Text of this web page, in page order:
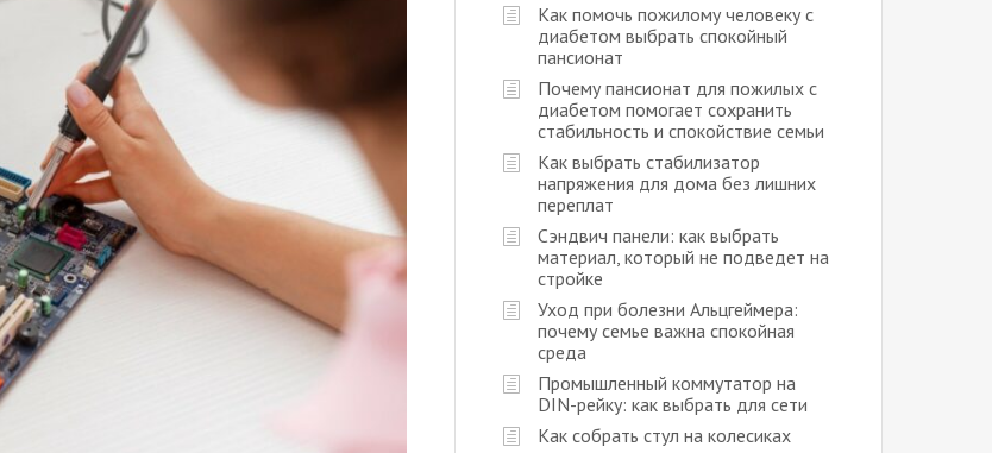
Как помочь пожилому человеку с
диабетом выбрать спокойный
пансионат
Почему пансионат для пожилых с
диабетом помогает сохранить
стабильность и спокойствие семьи
Как выбрать стабилизатор
напряжения для дома без лишних
переплат
Сэндвич панели: как выбрать
материал, который не подведет на
стройке
Уход при болезни Альцгеймера:
почему семье важна спокойная
среда
Промышленный коммутатор на
DIN-рейку: как выбрать для сети
Как собрать стул на колесиках